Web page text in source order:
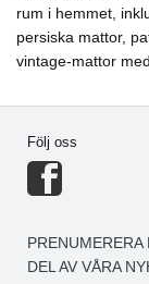
rum i hemmet,
persiska mattor,
vintage-mattor
Följ oss
PRENUMERERA
DEL AV VÅRA